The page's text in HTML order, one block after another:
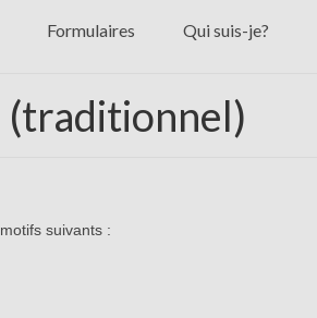
Formulaires Qui suis-je?
(traditionnel)
suivants :